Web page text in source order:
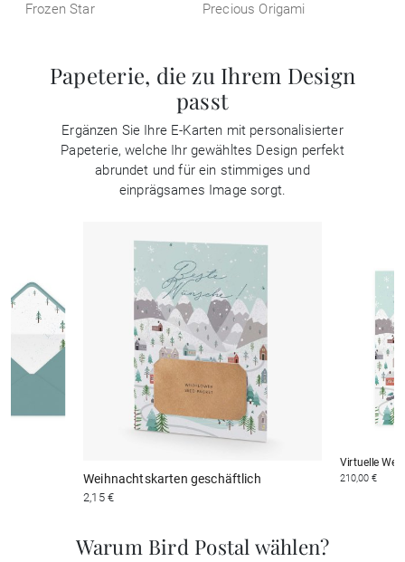
Frozen Star Precious Origami
Papeterie, die zu Ihrem Design
passt
Ergänzen Sie Ihre E-Karten mit personalisierter
Papeterie, welche Ihr gewähltes Design perfekt
abrundet und für ein stimmiges und
einprägsames Image sorgt.
Weihnachtskarten geschäftlich
2,15 €
Virtuelle
210,00 €
Warum Bird Postal wählen?